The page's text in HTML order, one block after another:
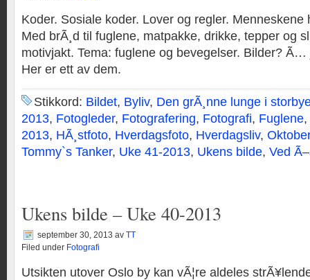
Koder. Sosiale koder. Lover og regler. Menneskene
Med brÃ¸d til fuglene, matpakke, drikke, tepper og
motivjakt. Tema: fuglene og bevegelser. Bilder?
Her er ett av dem.
Stikkord: Bildet, Byliv, Den grÃ¸nne lunge i
2013, Fotogleder, Fotografering, Fotografi, Fuglene,
2013, HÃ¸stfoto, Hverdagsfoto, Hverdagsliv,
Tommy`s Tanker, Uke 41-2013, Ukens bilde, Ved
Ukens bilde – Uke 40-2013
september 30, 2013 av TT
Filed under Fotografi
Utsikten utover Oslo by kan vÃ¦re aldeles